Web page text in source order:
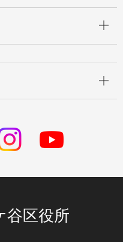
谷区役所